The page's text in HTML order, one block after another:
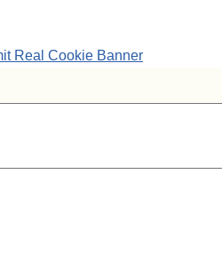
Real Cookie Banner